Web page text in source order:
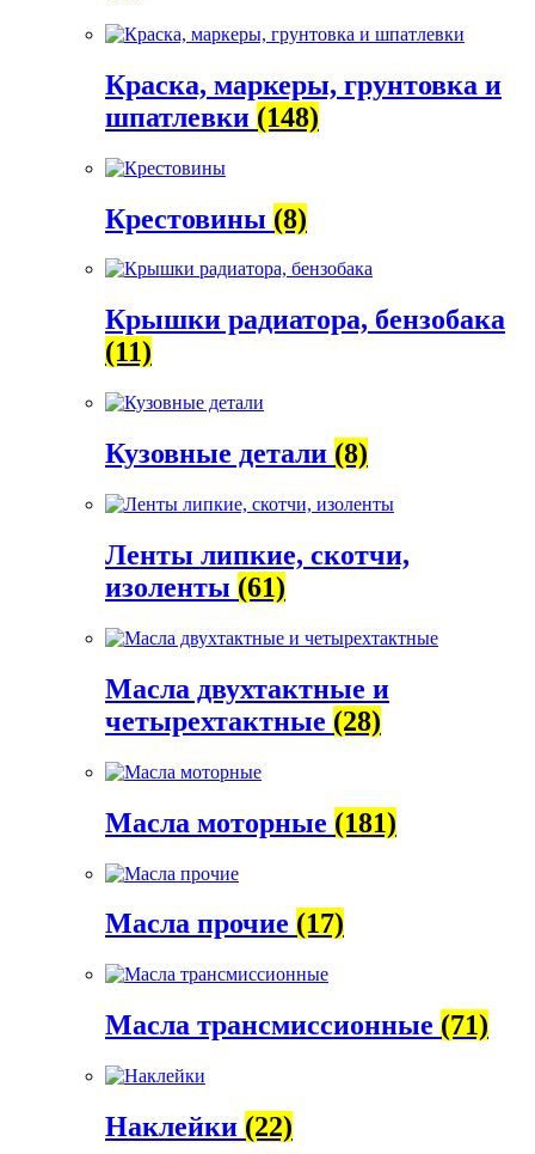
Краска, маркеры, грунтовка и
шпатлевки (148)
Крестовины (8)
Крышки радиатора, бензобака
(11)
Кузовные детали (8)
Ленты липкие, скотчи,
изоленты (61)
Масла двухтактные и
четырехтактные (28)
Масла моторные (181)
Масла прочие (17)
Масла трансмиссионные (71)
Наклейки (22)